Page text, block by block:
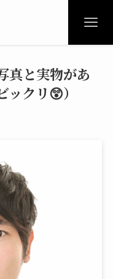
真と実物があ
クリ😲）